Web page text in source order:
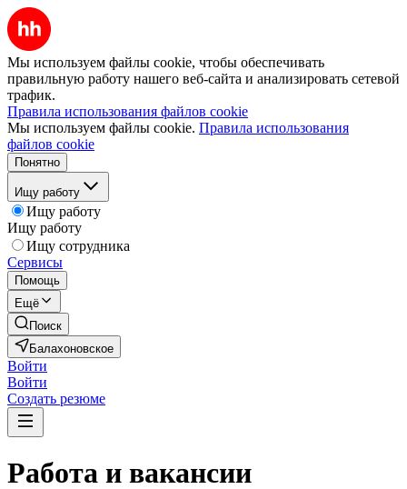
Мы используем файлы cookie, чтобы обеспечивать
правильную работу нашего веб-сайта и анализировать сетевой
трафик.
Правила использования файлов cookie
Мы используем файлы cookie. Правила использования
файлов cookie
Понятно
Ищу работу
Ищу работу
Ищу работу
Ищу сотрудника
Сервисы
Помощь
Ещё
Поиск
Балахоновское
Войти
Войти
Создать резюме
Работа и вакансии